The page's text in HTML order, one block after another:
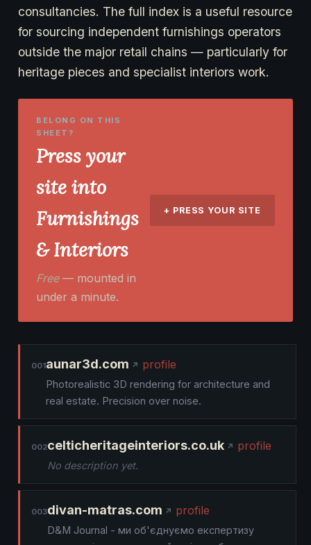
consultancies. The full index is a useful resource
for sourcing independent furnishings operators
outside the major retail chains — particularly for
heritage pieces and specialist interiors work.
BELONG ON THIS
SHEET?
Press your
site into
Furnishings
& Interiors
Free— mounted in
under a minute.
+ PRESS YOUR SITE
001aunar3d.com profile
Photorealistic 3D rendering for architecture and
real estate. Precision over noise.
002celticheritageinteriors.co.uk profile
No description yet.
003divan-matras.com profile
D&M Journal - ми об'єднуємо експертизу